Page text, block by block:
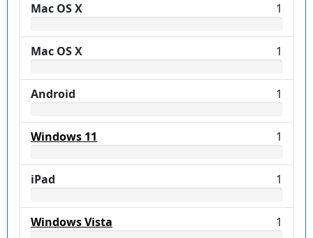
Mac OS X 1
Mac OS X 1
Android 1
Windows 11 1
iPad 1
Windows Vista 1